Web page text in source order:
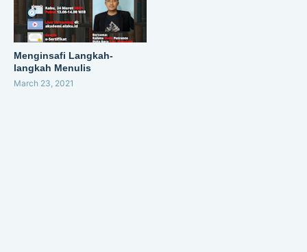
Menginsafi Langkah-
langkah Menulis
March 23, 2021